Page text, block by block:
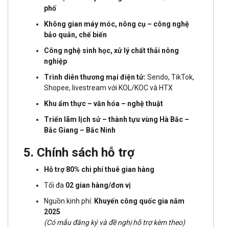
phố
Không gian máy móc, nông cụ – công nghệ
bảo quản, chế biến
Công nghệ sinh học, xử lý chất thải nông
nghiệp
Trình diễn thương mại điện tử: Sendo, TikTok,
Shopee, livestream với KOL/KOC và HTX
Khu ẩm thực – văn hóa – nghệ thuật
Triển lãm lịch sử – thành tựu vùng Hà Bắc –
Bắc Giang – Bắc Ninh
5. Chính sách hỗ trợ
Hỗ trợ 80% chi phí thuê gian hàng
Tối đa 02 gian hàng/đơn vị
Nguồn kinh phí: Khuyến công quốc gia năm
2025
(Có mẫu đăng ký và đề nghị hỗ trợ kèm theo)